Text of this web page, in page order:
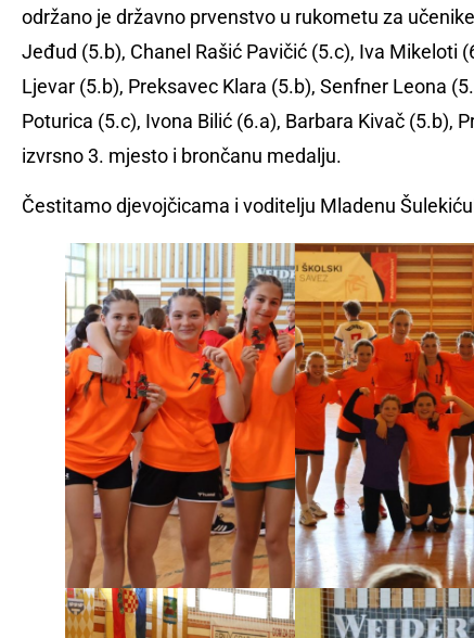
održano je državno prvenstvo u rukometu za
Jeđud (5.b), Chanel Rašić Pavičić (5.c), Iva Mikeloti
Ljevar (5.b), Preksavec Klara (5.b), Senfner Leona
Poturica (5.c), Ivona Bilić (6.a), Barbara Kivač (5.b),
izvrsno 3. mjesto i brončanu medalju.
Čestitamo djevojčicama i voditelju Mladenu